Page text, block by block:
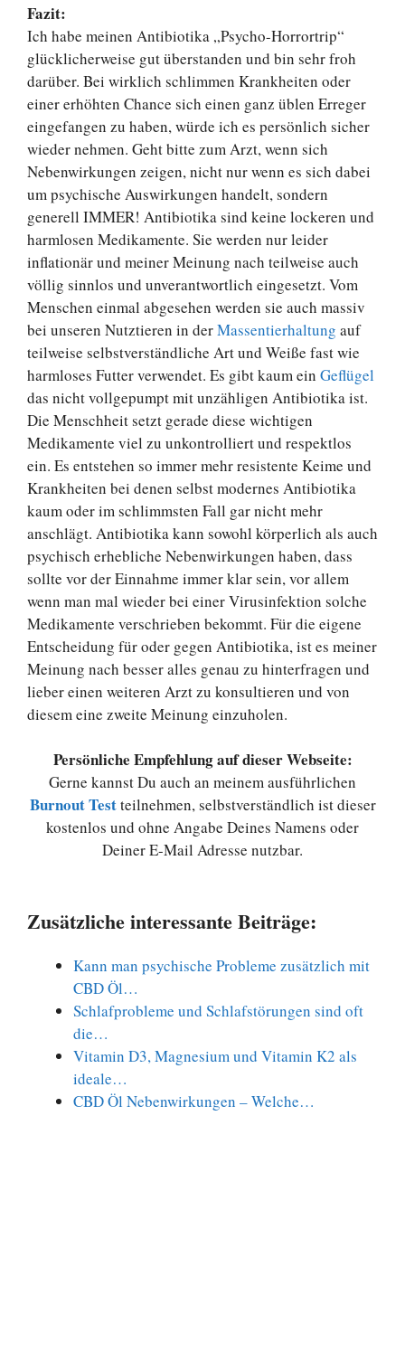
Fazit:
Ich habe meinen Antibiotika „Psycho-Horrortrip“
glücklicherweise gut überstanden und bin sehr froh
darüber. Bei wirklich schlimmen Krankheiten oder
einer erhöhten Chance sich einen ganz üblen Erreger
eingefangen zu haben, würde ich es persönlich sicher
wieder nehmen. Geht bitte zum Arzt, wenn sich
Nebenwirkungen zeigen, nicht nur wenn es sich dabei
um psychische Auswirkungen handelt, sondern
generell IMMER! Antibiotika sind keine lockeren und
harmlosen Medikamente. Sie werden nur leider
inflationär und meiner Meinung nach teilweise auch
völlig sinnlos und unverantwortlich eingesetzt. Vom
Menschen einmal abgesehen werden sie auch massiv
bei unseren Nutztieren in derMassentierhaltung auf
teilweise selbstverständliche Art und Weiße fast wie
harmloses Futter verwendet. Es gibt kaum ein Geflügel
das nicht vollgepumpt mit unzähligen Antibiotika ist.
Die Menschheit setzt gerade diese wichtigen
Medikamente viel zu unkontrolliert und respektlos
ein. Es entstehen so immer mehr resistente Keime und
Krankheiten bei denen selbst modernes Antibiotika
kaum oder im schlimmsten Fall gar nicht mehr
anschlägt. Antibiotika kann sowohl körperlich als auch
psychisch erhebliche Nebenwirkungen haben, dass
sollte vor der Einnahme immer klar sein, vor allem
wenn man mal wieder bei einer Virusinfektion solche
Medikamente verschrieben bekommt. Für die eigene
Entscheidung für oder gegen Antibiotika, ist es meiner
Meinung nach besser alles genau zu hinterfragen und
lieber einen weiteren Arzt zu konsultieren und von
diesem eine zweite Meinung einzuholen.
Persönliche Empfehlung auf dieser Webseite:
Gerne kannst Du auch an meinem ausführlichen
Burnout Testteilnehmen, selbstverständlich ist dieser
kostenlos und ohne Angabe Deines Namens oder
Deiner E-Mail Adresse nutzbar.
Zusätzliche interessante Beiträge:
Kann man psychische Probleme zusätzlich mit
CBD Öl…
Schlafprobleme und Schlafstörungen sind oft
die…
Vitamin D3, Magnesium und Vitamin K2 als
ideale…
CBD Öl Nebenwirkungen – Welche…